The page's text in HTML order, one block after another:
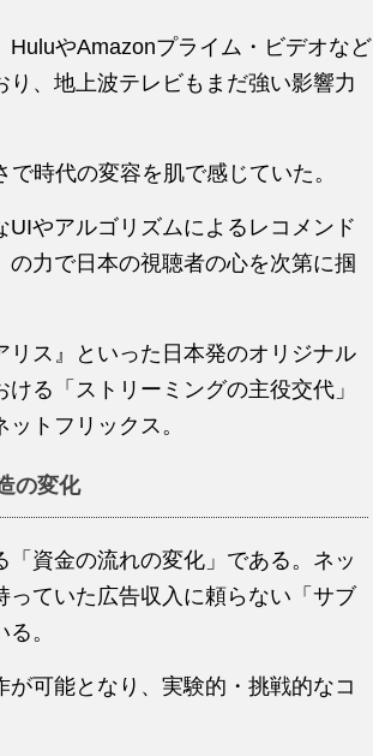
やAmazonプライム・ビデオなど
、地上波テレビもまだ強い影響力
時代の変容を肌で感じていた。
やアルゴリズムによるレコメンド
力で日本の視聴者の心を次第に掴
ス』といった日本発のオリジナル
る「ストリーミングの主役交代」
トフリックス。
の変化
資金の流れの変化」である。ネッ
っていた広告収入に頼らない「サブ
。
可能となり、実験的・挑戦的なコ